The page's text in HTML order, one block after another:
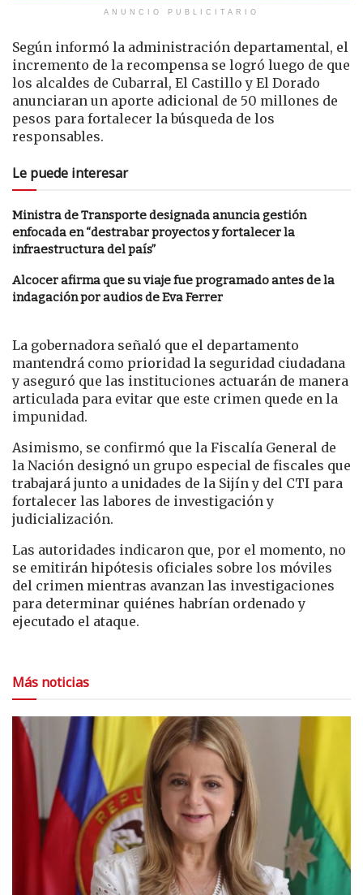
ANUNCIO PUBLICITARIO
Según informó la administración departamental, el
incremento de la recompensa se logró luego de que
los alcaldes de Cubarral, El Castillo y El Dorado
anunciaran un aporte adicional de 50 millones de
pesos para fortalecer la búsqueda de los
responsables.
Le puede interesar
Ministra de Transporte designada anuncia gestión
enfocada en “destrabar proyectos y fortalecer la
infraestructura del país”
Alcocer afirma que su viaje fue programado antes de la
indagación por audios de Eva Ferrer
La gobernadora señaló que el departamento
mantendrá como prioridad la seguridad ciudadana
y aseguró que las instituciones actuarán de manera
articulada para evitar que este crimen quede en la
impunidad.
Asimismo, se confirmó que la Fiscalía General de
la Nación designó un grupo especial de fiscales que
trabajará junto a unidades de la Sijín y del CTI para
fortalecer las labores de investigación y
judicialización.
Las autoridades indicaron que, por el momento, no
se emitirán hipótesis oficiales sobre los móviles
del crimen mientras avanzan las investigaciones
para determinar quiénes habrían ordenado y
ejecutado el ataque.
Más noticias